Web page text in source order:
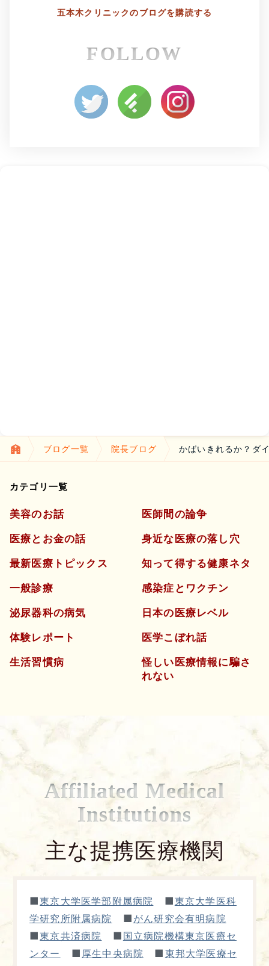
五本木クリニックのブログを購読する
FOLLOW
ブログ一覧 院長ブログ かばいきれるか？ダ
カテゴリ一覧
美容のお話
医療とお金の話
最新医療トピックス
一般診療
泌尿器科の病気
体験レポート
生活習慣病
医師間の論争
身近な医療の落し穴
知って得する健康ネタ
感染症とワクチン
日本の医療レベル
医学こぼれ話
怪しい医療情報に騙さ
れない
Affiliated Medical
Institutions
主な提携医療機関
■東京大学医学部附属病院 ■東京大学医科
学研究所附属病院
■ がん研究会有明病院
■東京共済病院 ■ 国立病院機構東京医療セ
ンター
■ 厚生中央病院 ■ 東邦大学医療セ